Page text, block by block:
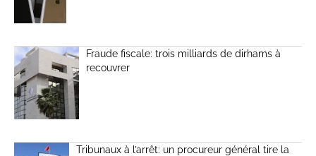
Fraude fiscale: trois milliards de dirhams à
recouvrer
Tribunaux à l’arrêt: un procureur général tire la